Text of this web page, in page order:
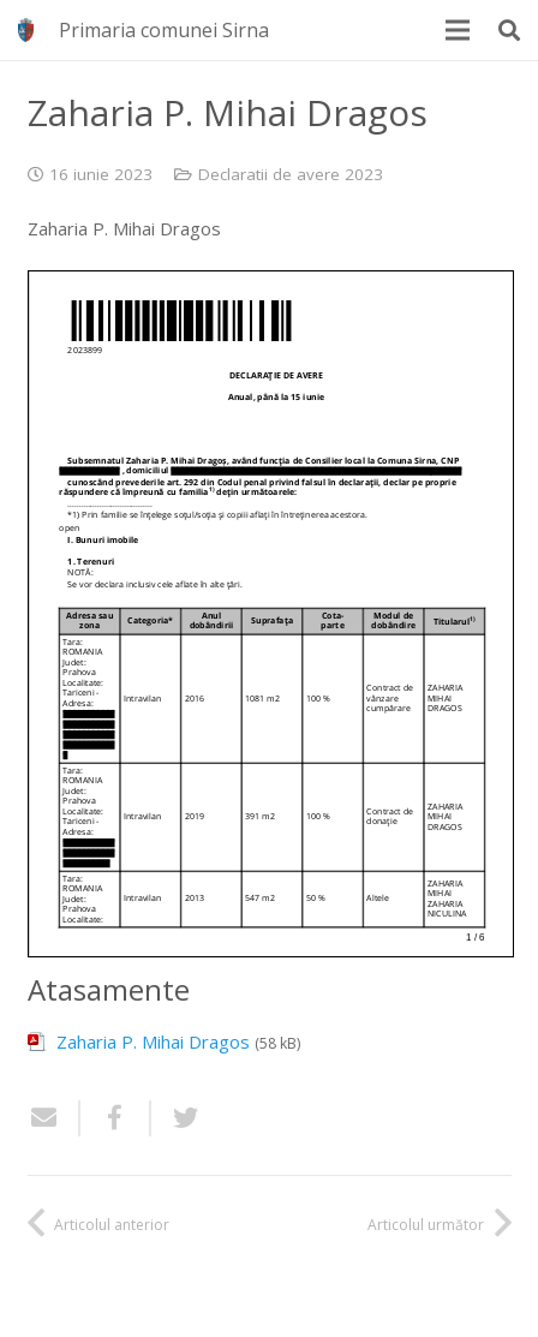
Primaria comunei Sirna
Zaharia P. Mihai Dragos
16 iunie 2023 Declaratii de avere 2023
Zaharia P. Mihai Dragos
Atasamente
Zaharia P. Mihai Dragos (58 kB)
Articolul anterior Articolul următor